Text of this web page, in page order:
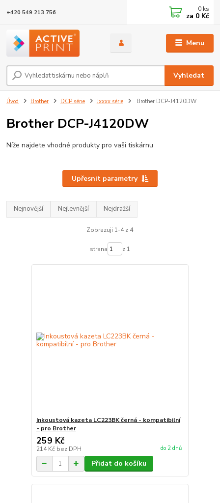
Menu
Vyhledat
+420 549 213 756 0 ks
za 0 Kč
Úvod Brother DCP série Jxxxx série Brother DCP-J4120DW
Brother DCP-J4120DW
Níže najdete vhodné produkty pro vaši tiskárnu
Upřesnit parametry
Nejnovější Nejlevnější Nejdražší
Zobrazuji 1-4 z 4
strana z 1
Inkoustová kazeta LC223BK černá - kompatibilní
- pro Brother
259 Kč
214 Kč bez DPH do 2 dnů
Přidat do košíku